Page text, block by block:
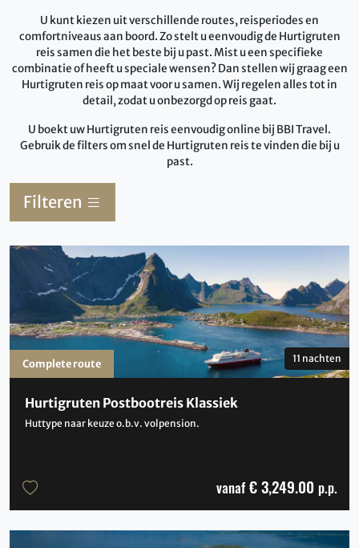
U kunt kiezen uit verschillende routes, reisperiodes en
comfortniveaus aan boord. Zo stelt u eenvoudig de Hurtigruten
reis samen die het beste bij u past. Mist u een specifieke
combinatie of heeft u speciale wensen? Dan stellen wij graag een
Hurtigruten reis op maat voor u samen. Wij regelen alles tot in
detail, zodat u onbezorgd op reis gaat.
U boekt uw Hurtigruten reis eenvoudig online bij BBI Travel.
Gebruik de filters om snel de Hurtigruten reis te vinden die bij u
past.
Filteren
Hurtigruten Postbootreis Klassiek
Huttype naar keuze o.b.v. volpension.
11 nachten
vanaf € 3,249.00 p.p.
Complete route